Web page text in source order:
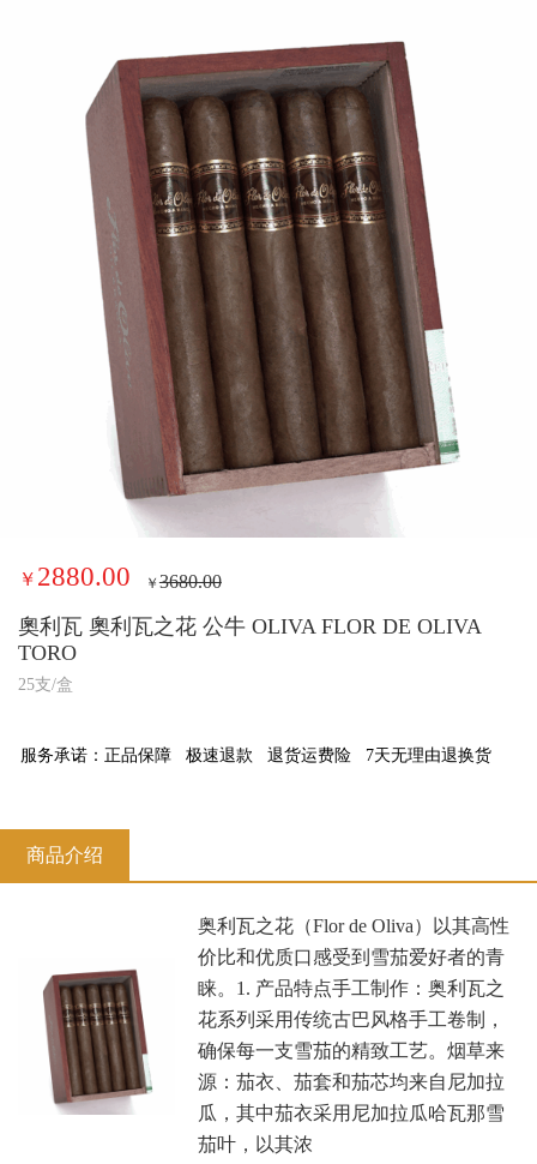
￥ 2880.00 ￥3680.00
奧利瓦 奧利瓦之花 公牛 OLIVA FLOR DE OLIVA
TORO
25支/盒
服务承诺： 正品保障 极速退款 退货运费险 7天无理由退换货
商品介绍
奥利瓦之花（Flor de Oliva）以其高性
价比和优质口感受到雪茄爱好者的青
睐。1. ‌产品特点‌‌手工制作‌：奥利瓦之
花系列采用传统古巴风格手工卷制，
确保每一支雪茄的精致工艺。‌烟草来
源‌：茄衣、茄套和茄芯均来自尼加拉
瓜，其中茄衣采用尼加拉瓜哈瓦那雪
茄叶，以其浓